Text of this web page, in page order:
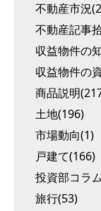
不動産市況
不動産記事
収益物件の
収益物件の
商品説明
土地(196)
市場動向(1)
戸建て(166)
投資部コラ
旅行(53)